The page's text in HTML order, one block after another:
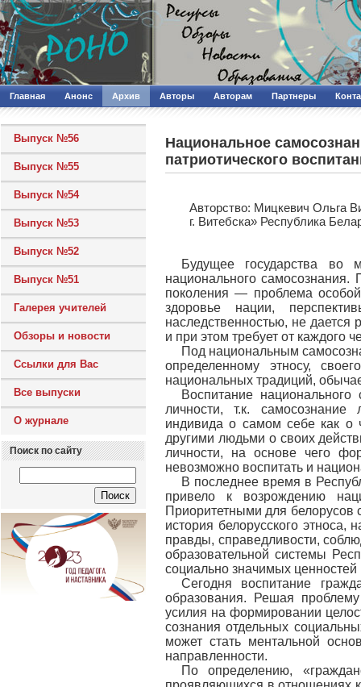
Главная Анонс Архив Авторы Авторам Партнеры
Выпуск №56
Выпуск №55
Выпуск №54
Выпуск №53
Выпуск №52
Выпуск №51
Галерея учителей
Обзоры и новости
Ссылки для Вас
Все выпуски
О журнале
Поиск по сайту
Национальное
патриотического
Авторcтво: Мицкевич Ольга
г. Витебска» Республика
Будущее государства во
национального самосознания.
поколения — проблема
здоровье нации,
наследственностью, не
и при этом требует от каждого
Под национальным
определенному этносу,
национальных традиций,
Воспитание
личности, т.к. самосознание
индивида о самом себе как о
другими людьми о своих
личности, на основе чего
невозможно воспитать и
В последнее время в
привело к возрождению
Приоритетными для белорусов
история белорусского
правды, справедливости,
образовательной системы
социально значимых
Сегодня воспитание
образования. Решая проблему
усилия на формировании
сознания отдельных
может стать ментальной
направленности.
По определению,